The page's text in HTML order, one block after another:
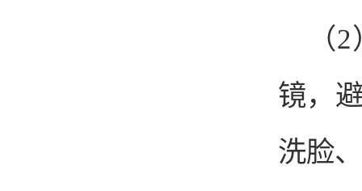
（
镜，
洗脸